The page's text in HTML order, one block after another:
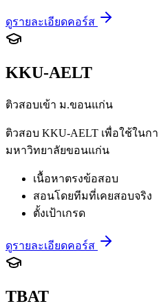
ดูรายละเอียดคอร์ส
KKU-AELT
ติวสอบเข้า ม.ขอนแก่น
ติวสอบ KKU-AELT เพื่อใช้ในก
มหาวิทยาลัยขอนแก่น
เนื้อหาตรงข้อสอบ
สอนโดยทีมที่เคยสอบจริง
ตั้งเป้าเกรด
ดูรายละเอียดคอร์ส
TBAT